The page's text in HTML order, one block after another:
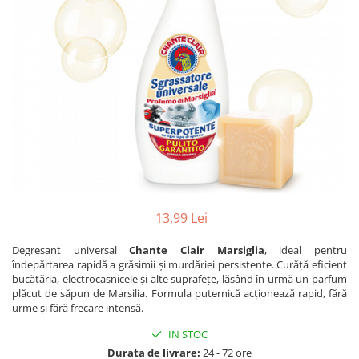
Odorizanți WC
Soluții anticalcar, piatră și rugină
Soluții desfundat țevi
Hârtie igienică
Detergenți diverse suprafețe
Detergenți pardoseli
Lemn și parchet
Gresie, piatră și granit
Igienă orală
Apă de gură
Apă micelară
Demachiant
Șervețele demachiante
Îngrijire bebeluși
13,99 Lei
Degresant universalChante Clair Marsiglia, ideal pentru
îndepărtarea rapidă a grăsimii și murdăriei persistente. Curăță eficient
bucătăria, electrocasnicele și alte suprafețe, lăsând în urmă un parfum
plăcut de săpun de Marsilia. Formula puternică acționează rapid, fără
urme și fără frecare intensă.
IN STOC
Durata de livrare: 24 - 72 ore